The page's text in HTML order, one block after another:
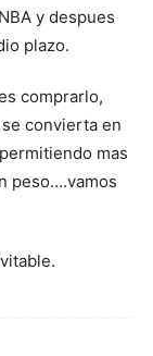
y despues
plazo.
comprarlo,
convierta en
mas
peso….vamos